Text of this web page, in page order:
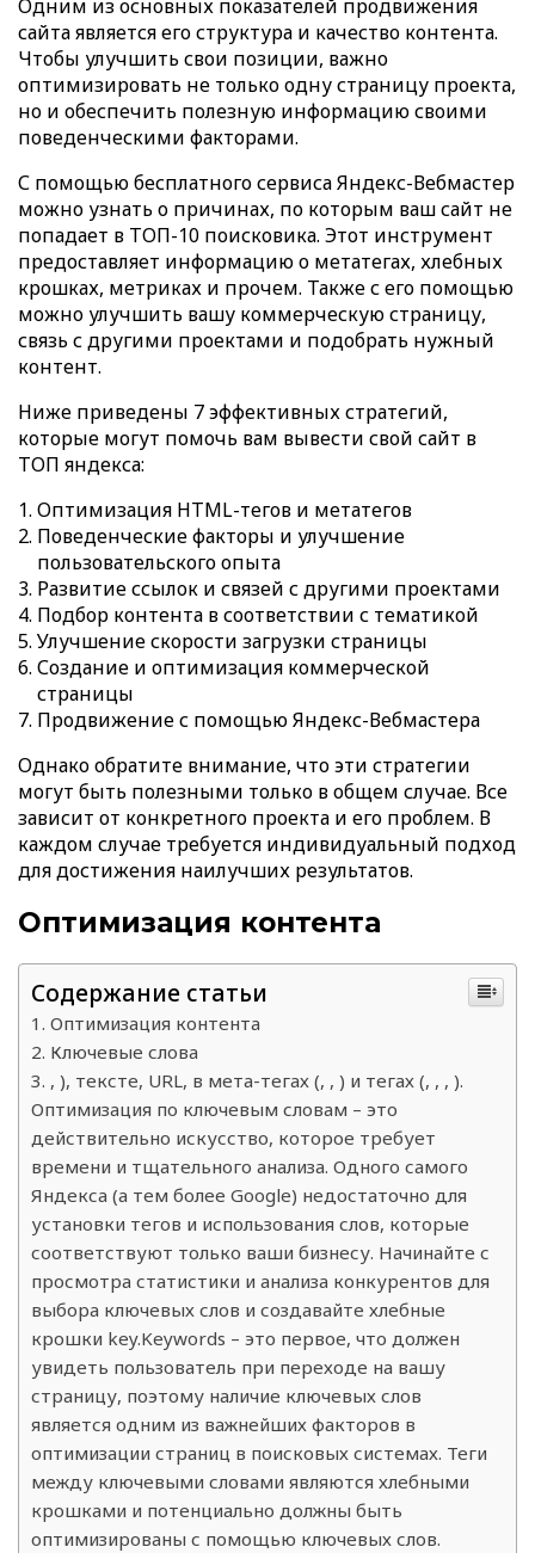
Одним из основных показателей продвижения
сайта является его структура и качество контента.
Чтобы улучшить свои позиции, важно
оптимизировать не только одну страницу проекта,
но и обеспечить полезную информацию своими
поведенческими факторами.
С помощью бесплатного сервиса Яндекс-Вебмастер
можно узнать о причинах, по которым ваш сайт не
попадает в ТОП-10 поисковика. Этот инструмент
предоставляет информацию о метатегах, хлебных
крошках, метриках и прочем. Также с его помощью
можно улучшить вашу коммерческую страницу,
связь с другими проектами и подобрать нужный
контент.
Ниже приведены 7 эффективных стратегий,
которые могут помочь вам вывести свой сайт в
ТОП яндекса:
Оптимизация HTML-тегов и метатегов
Поведенческие факторы и улучшение
пользовательского опыта
Развитие ссылок и связей с другими проектами
Подбор контента в соответствии с тематикой
Улучшение скорости загрузки страницы
Создание и оптимизация коммерческой
страницы
Продвижение с помощью Яндекс-Вебмастера
Однако обратите внимание, что эти стратегии
могут быть полезными только в общем случае. Все
зависит от конкретного проекта и его проблем. В
каждом случае требуется индивидуальный подход
для достижения наилучших результатов.
Оптимизация контента
Содержание статьи
Оптимизация контента
Ключевые слова
, ), тексте, URL, в мета-тегах (, , ) и тегах (, , , ).
Оптимизация по ключевым словам – это
действительно искусство, которое требует
времени и тщательного анализа. Одного самого
Яндекса (а тем более Google) недостаточно для
установки тегов и использования слов, которые
соответствуют только ваши бизнесу. Начинайте с
просмотра статистики и анализа конкурентов для
выбора ключевых слов и создавайте хлебные
крошки key.Keywords – это первое, что должен
увидеть пользователь при переходе на вашу
страницу, поэтому наличие ключевых слов
является одним из важнейших факторов в
оптимизации страниц в поисковых системах. Теги
между ключевыми словами являются хлебными
крошками и потенциально должны быть
оптимизированы с помощью ключевых слов.